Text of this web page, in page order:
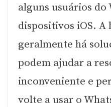
alguns usuários do
dispositivos iOS. A
geralmente há
podem ajudar a
inconveniente e
volte a usar o